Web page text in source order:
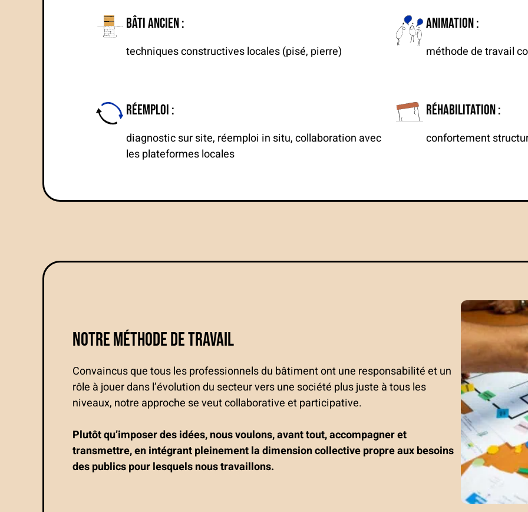
Bâti ancien :
techniques constructives locales (pisé, pierre)
Réemploi :
diagnostic sur site, réemploi in situ, collaboration avec
les plateformes locales
Animation :
méthode de travail
Réhabilitation :
confortement
Notre méthode de travail
Convaincus que tous les professionnels du bâtiment ont une responsabilité et un
rôle à jouer dans l’évolution du secteur vers une société plus juste à tous les
niveaux, notre approche se veut collaborative et participative.
Plutôt qu’imposer des idées, nous voulons, avant tout, accompagner et
transmettre, en intégrant pleinement la dimension collective propre aux besoins
des publics pour lesquels nous travaillons.